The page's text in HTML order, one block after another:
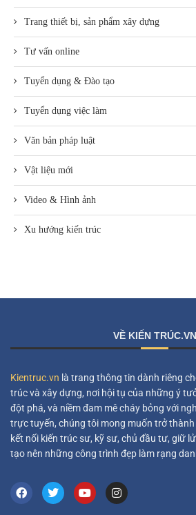
Trang thiết bị, sản phẩm xây dựng
Tư vấn online
Tuyển dụng & Đào tạo
Tuyển dụng việc làm
Văn bản pháp luật
Vật liệu mới
Video & Hình ảnh
Xu hướng kiến trúc
VỀ KIẾN TRÚC.VN
Kientruc.vn là trang thông tin dành riêng
trúc và xây dựng, nơi hội tụ của những ý
đột phá, và niềm đam mê cháy bỏng với
trực tuyến, chúng tôi mong muốn trở
kết nối kiến trúc sư, kỹ sư, chủ đầu tư, giữ
tạo nên những công trình đẹp làm rạng